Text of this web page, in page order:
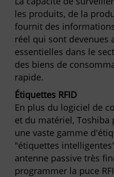
les produits, de la
fournit des
réel qui sont devenues
essentielles dans le
des biens de
rapide.
Étiquettes RFID
En plus du logiciel de
et du matériel, Toshiba
une vaste gamme
"étiquettes
antenne passive très
programmer la puce